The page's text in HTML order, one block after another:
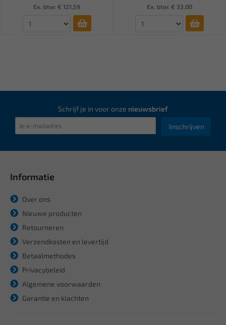
Ex. btw: € 121,59
Ex. btw: € 33,00
Schrijf je in voor onze nieuwsbrief
Inschrijven
Informatie
Over ons
Nieuwe producten
Retourneren
Verzendkosten en levertijd
Betaalmethodes
Privacybeleid
Algemene voorwaarden
Garantie en klachten